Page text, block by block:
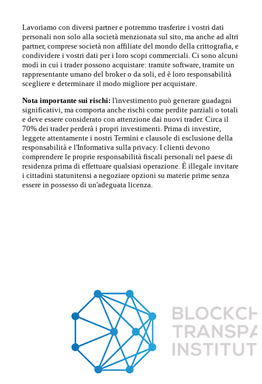
Lavoriamo con diversi partner e potremmo trasferire i vostri dati
personali non solo alla società menzionata sul sito, ma anche ad altri
partner, comprese società non affiliate del mondo della crittografia, e
condividere i vostri dati per i loro scopi commerciali. Ci sono alcuni
modi in cui i trader possono acquistare: tramite software, tramite un
rappresentante umano del broker o da soli, ed è loro responsabilità
scegliere e determinare il modo migliore per acquistare.
Nota importante sui rischi: l'investimento può generare guadagni
significativi, ma comporta anche rischi come perdite parziali o totali
e deve essere considerato con attenzione dai nuovi trader. Circa il
70% dei trader perderà i propri investimenti. Prima di investire,
leggete attentamente i nostri Termini e clausole di esclusione della
responsabilità e l'Informativa sulla privacy. I clienti devono
comprendere le proprie responsabilità fiscali personali nel paese di
residenza prima di effettuare qualsiasi operazione. È illegale invitare
i cittadini statunitensi a negoziare opzioni su materie prime senza
essere in possesso di un'adeguata licenza.